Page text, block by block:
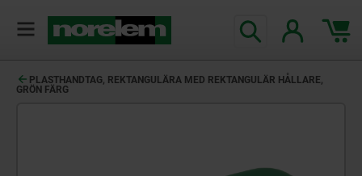
PLASTHANDTAG, REKTANGULÄRA MED REKTANGULÄR HÅLLARE,
GRÖN FÄRG